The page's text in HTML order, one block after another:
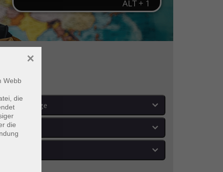
Wochentage
Orte
Webb
die
die
×